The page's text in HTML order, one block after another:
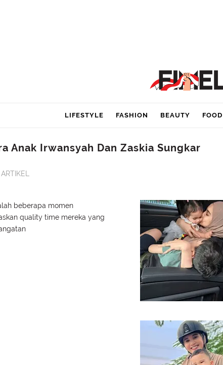
LIFESTYLE FASHION BEAUTY FOOD
Anak Irwansyah Dan Zaskia Sungkar
ARTIKEL
beberapa momen
quality time mereka yang